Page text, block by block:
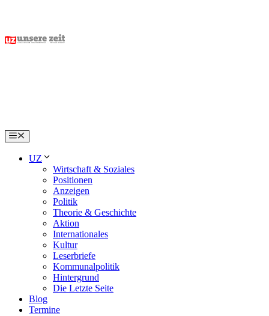
content
Menu
UZ
Wirtschaft & Soziales
Positionen
Anzeigen
Politik
Theorie & Geschichte
Aktion
Internationales
Kultur
Leserbriefe
Kommunalpolitik
Hintergrund
Die Letzte Seite
Blog
Termine